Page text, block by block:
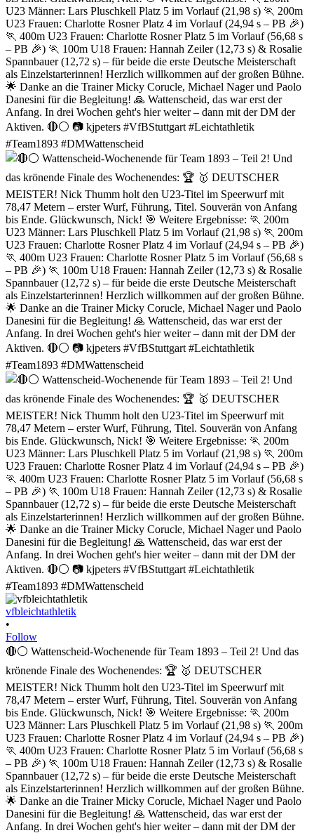
vfbleichtathletik
•
Follow
🔴⚪ Wattenscheid-Wochenende für Team 1893 – Teil 2! Und das
krönende Finale des Wochenendes: 🏆 🥇 DEUTSCHER
MEISTER! Nick Thumm holt den U23-Titel im Speerwurf mit
78,47 Metern – erster Wurf, Führung, Titel. Souverän von Anfang
bis Ende. Glückwunsch, Nick! 🎯 Weitere Ergebnisse: 🏃 200m
U23 Männer: Lars Pluschkell Platz 5 im Vorlauf (21,98 s) 🏃 200m
U23 Frauen: Charlotte Rosner Platz 4 im Vorlauf (24,94 s – PB 🎉)
🏃 400m U23 Frauen: Charlotte Rosner Platz 5 im Vorlauf (56,68 s
– PB 🎉) 🏃 100m U18 Frauen: Hannah Zeiler (12,73 s) & Rosalie
Spannbauer (12,72 s) – für beide die erste Deutsche Meisterschaft
als Einzelstarterinnen! Herzlich willkommen auf der großen Bühne.
🌟 Danke an die Trainer Micky Corucle, Michael Nager und Paolo
Danesini für die Begleitung! 🙏 Wattenscheid, das war erst der
Anfang. In drei Wochen geht's hier weiter – dann mit der DM der